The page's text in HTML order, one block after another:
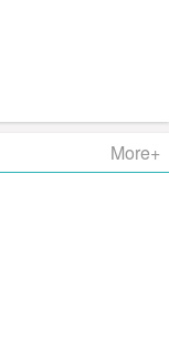
More+